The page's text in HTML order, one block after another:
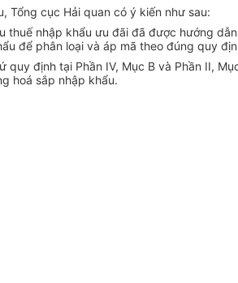
Tổng cục Hải quan có ý kiến như sau:
nhập khẩu ưu đãi đã được hướng
để phân loại và áp mã theo đúng quy
định tại Phần IV, Mục B và Phần II,
hoá sắp nhập khẩu.